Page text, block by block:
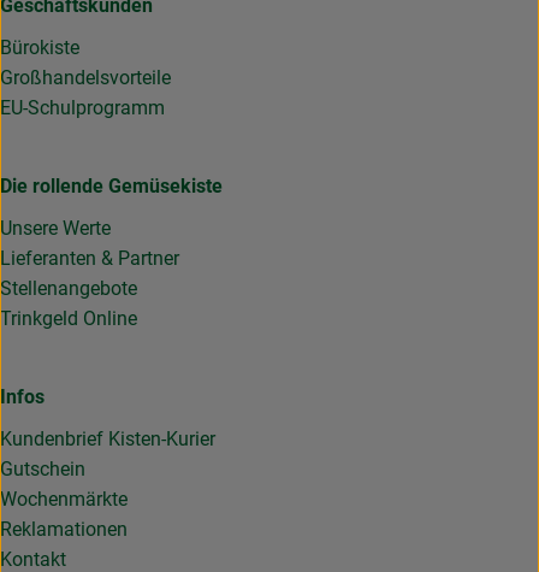
Geschäftskunden
Bürokiste
Großhandelsvorteile
EU-Schulprogramm
Die rollende Gemüsekiste
Unsere Werte
Lieferanten & Partner
Stellenangebote
Trinkgeld Online
Infos
Kundenbrief Kisten-Kurier
Gutschein
Wochenmärkte
Reklamationen
Kontakt